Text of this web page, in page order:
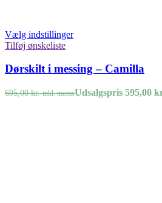
Vælg indstillinger
Tilføj ønskeliste
Dørskilt i messing – Camilla
695,00kr. inkl. momsUdsalgspris 595,00